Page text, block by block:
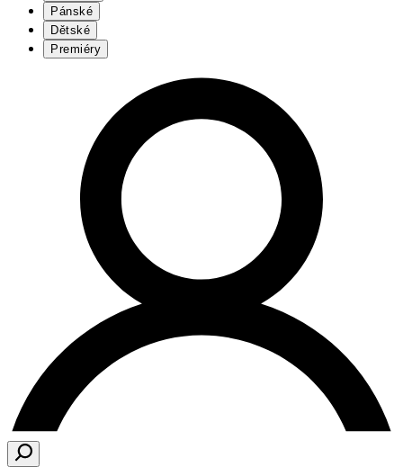
Pánské
Dětské
Premiéry